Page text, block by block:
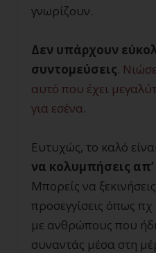
γνωρίζουν.
Δεν υπάρχουν
συντομεύσεις.
αυτό που έχει
για εσένα.
Ευτυχώς, το καλό
να κολυμπήσεις
Μπορείς να
προσεγγίσεις όπως
με ανθρώπους που
συναντάς μέσα στη